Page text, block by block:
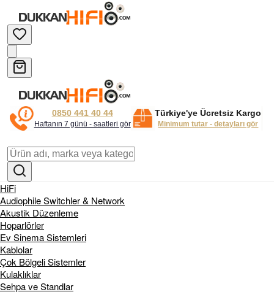
0850 441 40 44
Haftanın 7 günü - saatleri gör
Türkiye'ye Ücretsiz Kargo
Minimum tutar - detayları gör
HiFi
Audiophile Switchler & Network
Akustik Düzenleme
Hoparlörler
Ev Sinema Sistemleri
Kablolar
Çok Bölgeli Sistemler
Kulaklıklar
Sehpa ve Standlar